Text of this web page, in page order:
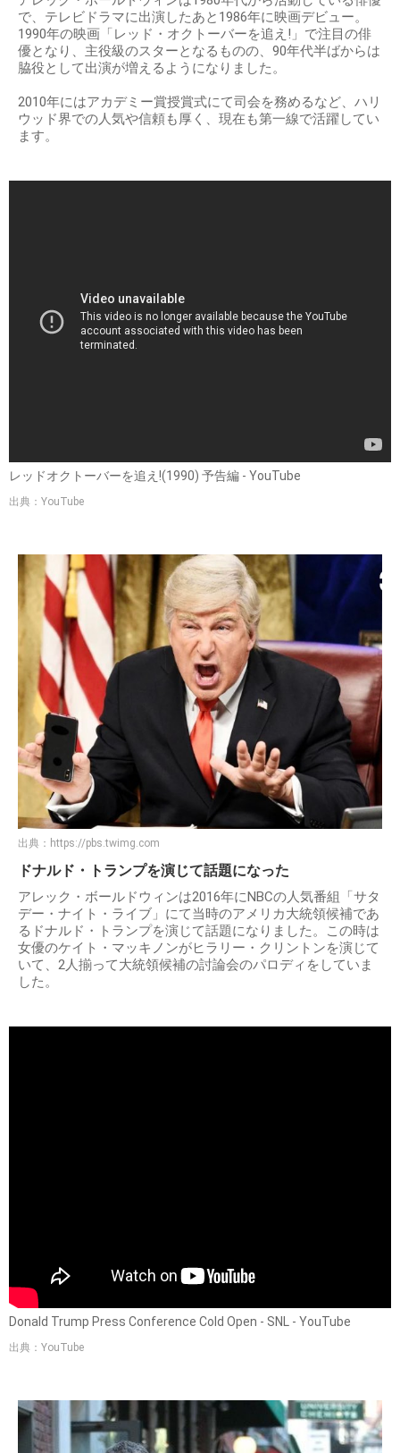
で、テレビドラマに出演したあと1986年に映画デビュー。
1990年の映画「レッド・オクトーバーを追え!」で注目の俳
優となり、主役級のスターとなるものの、90年代半ばからは
脇役として出演が増えるようになりました。
2010年にはアカデミー賞授賞式にて司会を務めるなど、ハリ
ウッド界での人気や信頼も厚く、現在も第一線で活躍してい
ます。
レッドオクトーバーを追え!(1990) 予告編 - YouTube
出典：YouTube
出典： https://pbs.twimg.com
ドナルド・トランプを演じて話題になった
アレック・ボールドウィンは2016年にNBCの人気番組「サタ
デー・ナイト・ライブ」にて当時のアメリカ大統領候補であ
るドナルド・トランプを演じて話題になりました。この時は
女優のケイト・マッキノンがヒラリー・クリントンを演じて
いて、2人揃って大統領候補の討論会のパロディをしていま
した。
Donald Trump Press Conference Cold Open - SNL - YouTube
出典：YouTube